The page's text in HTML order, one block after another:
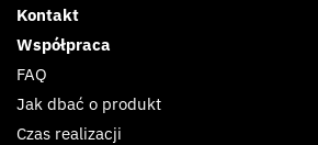
Kontakt
Współpraca
FAQ
Jak dbać o produkt
Czas realizacji